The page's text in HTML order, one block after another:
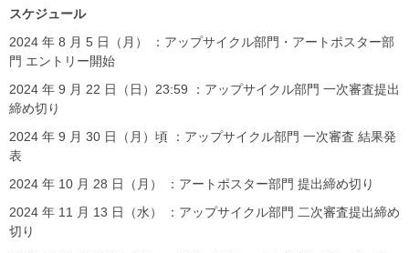
スケジュール
2024 年 8 月 5 日（月） ：アップサイクル部門・アートポスター部
門 エントリー開始
2024 年 9 月 22 日（日）23:59 ：アップサイクル部門 一次審査提出
締め切り
2024 年 9 月 30 日（月）頃 ：アップサイクル部門 一次審査 結果発
表
2024 年 10 月 28 日（月） ：アートポスター部門 提出締め切り
2024 年 11 月 13 日（水） ：アップサイクル部門 二次審査提出締め
切り